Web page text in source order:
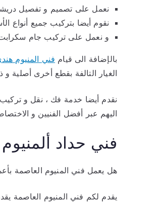
نعمل على تصميم و تفصيل
نقوم أيضا بتركيب جميع أنواع
و نعمل على تركيب جام
بالإضافة الى قيام فني المنيوم
الغيار التالفة بقطع أخرى
نقدم أيضا خدمة فك ، نقل و تركيب
اليهم عبر أفضل الفنيين و
فني حداد
هل يعمل فني المنيوم العاصمة
يقدم لكم فني المنيوم العاصمة